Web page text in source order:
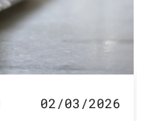
02/03/2026